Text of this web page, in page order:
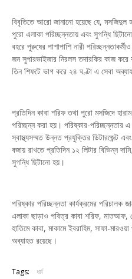
বিবৃতিতে আরো জানানো হয়েছে যে,
পুরো এলাকা পরিচ্ছন্নতায় এবং সুগন্ধি
বহরে পুরুষের পাশাপাশি নারী
জন সুপারভাইজার নিরলস তদারকির কাজ করে
তিন শিফটে ভাগ করে ২৪ ঘণ্টা এ সেবা
প্রতিদিন কাবা শরিফ তথা পুরো মসজিদে
পরিচ্ছন্ন করা হয়। পরিষ্কার-পরিচ্ছন্নতার এ
স্বাস্থ্যসম্মত উন্নত প্রযুক্তির ডিটারজেন্ট
বজায় রাখতে প্রতিদিন ১২ লিটার বিভিন্ন
সুগন্ধি ছিটানো হয়।
পরিষ্কার পরিচ্ছন্নতা কার্যক্রমের পরিচালক
এলাকা ছাড়াও পবিত্র কাবা শরিফ, মাতআফ,
হাতিমে কাবা, মাকামে ইবরাহিম, সাফা-
অব্যাহত রয়েছে।
Tags: ধর্ম